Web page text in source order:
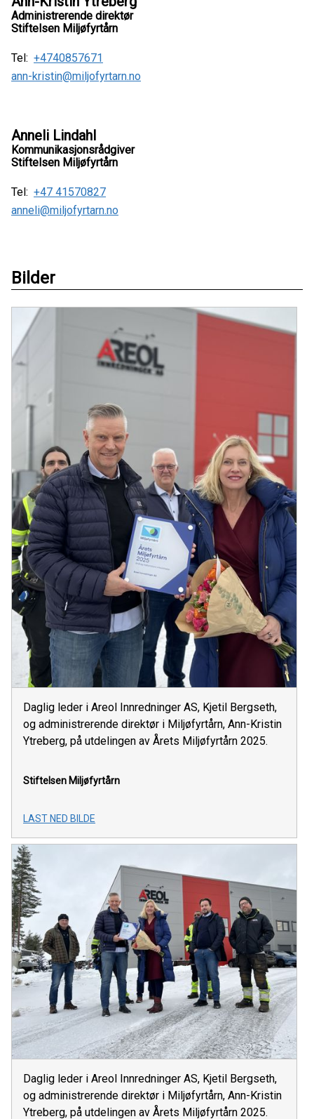
Administrerende direktør
Stiftelsen Miljøfyrtårn
Tel: +4740857671
ann-kristin@miljofyrtarn.no
Anneli Lindahl
Kommunikasjonsrådgiver
Stiftelsen Miljøfyrtårn
Tel: +47 41570827
anneli@miljofyrtarn.no
Bilder
Daglig leder i Areol Innredninger AS, Kjetil Bergseth,
og administrerende direktør i Miljøfyrtårn, Ann-Kristin
Ytreberg, på utdelingen av Årets Miljøfyrtårn 2025.
Stiftelsen Miljøfyrtårn
LAST NED BILDE
Daglig leder i Areol Innredninger AS, Kjetil Bergseth,
og administrerende direktør i Miljøfyrtårn, Ann-Kristin
Ytreberg, på utdelingen av Årets Miljøfyrtårn 2025.